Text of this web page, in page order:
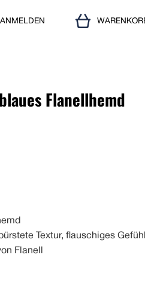
ANMELDEN
Flanellhemd
Textur, flauschiges
Flanell